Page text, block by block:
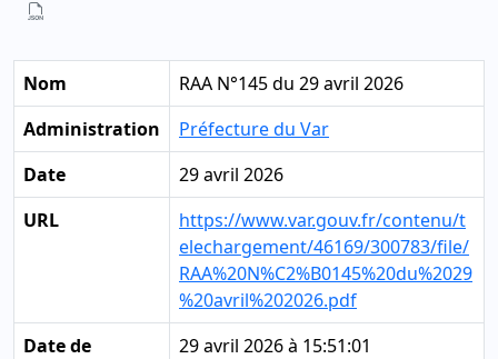
Nom
RAA N°145 du 29 avril 2026
Administration
Préfecture du Var
Date
29 avril 2026
URL
https://www.var.gouv.fr/contenu/t
elechargement/46169/300783/file/
RAA%20N%C2%B0145%20du%2029
%20avril%202026.pdf
Date de
29 avril 2026 à 15:51:01